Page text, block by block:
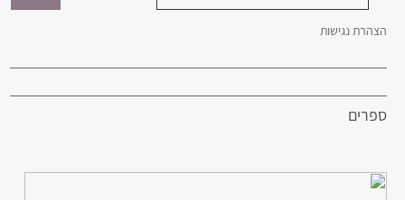
הצהרת נגישות
ספרים